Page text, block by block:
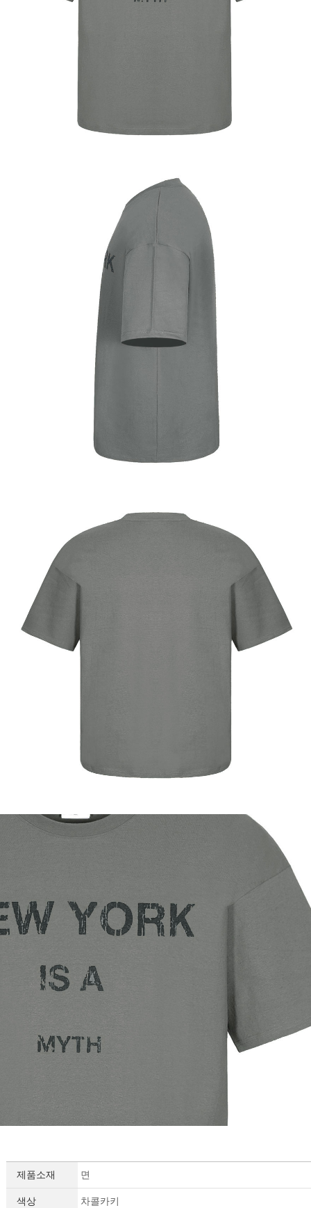
이코 라이프 하
세요!
제품소재 면
색상 차콜카키